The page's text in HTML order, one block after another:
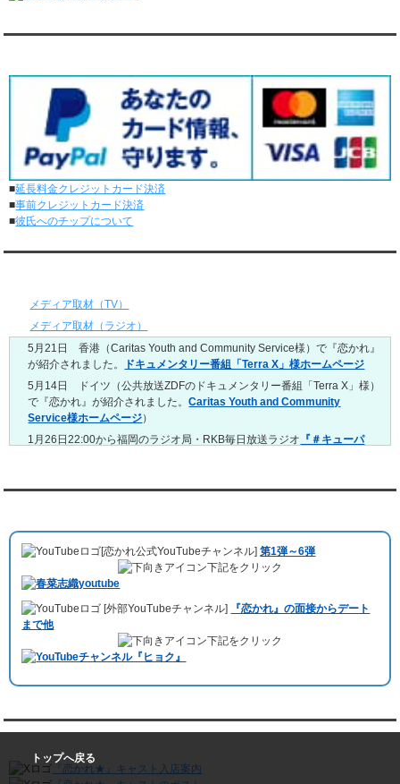
レンタル彼氏と153回の通常デートがありました。
レンタル彼氏と1回のオンラインデートがありました。
5/11～5/17
レンタル彼氏と164回の通常デートがありました。
レンタル彼氏と2回のオンラインデートがありました。
5/4～5/10
レンタル彼氏と151回の通常デートがありました。
レンタル彼氏と2回のオンラインデートがありました。
4/20～4/26
レンタル彼氏と159回の通常デートがありました。
レンタル彼氏と3回のオンラインデートがありました。
4/13～4/19
レンタル彼氏と165回の通常デートがありました。
レンタル彼氏と2回のオンラインデートがありました。
4/6～4/12
レンタル彼氏と160回の通常デートがありました。
レンタル彼氏と1回のオンラインデートがありました。
レンタル彼氏と2回のオンラインデートがありました。
レンタル彼氏と175回の通常デートがありました。
レンタル彼氏と3回のオンラインデートがありました。
レンタル彼氏と182回の通常デートがありました。
レンタル彼氏と2回のオンラインデートがありました。
3/9～3/15
レンタル彼氏と191回の通常デートがありました。
レンタル彼氏と3回のオンラインデートがありました。
レンタル彼氏と152回の通常デートがありました。
レンタル彼氏と1回のオンラインデートがありました。
2/16～2/22
■延長料金クレジットカード決済
■事前クレジットカード決済
■彼氏へのチップについて
メディア取材（TV）
メディア取材（ラジオ）
5月21日 香港（Caritas Youth and Community Service様）で『恋かれ』
が紹介されました。
ドキュメンタリー番組「Terra X」様ホームページ
5月14日 ドイツ（公共放送ZDFのドキュメンタリー番組「Terra X」様）
で『恋かれ』が紹介されました。Caritas Youth and Community
Service様ホームページ）
1月26日22:00から福岡のラジオ局・RKB毎日放送ラジオ 『＃キューパ
さんの軽快な語り口調で、事務局児玉がレンタル彼氏のエピソードなど
ました。レポーターはRTL局カロリナ
チ公前集合→Umami Burger（青山店） →表参道の約3時間のデートを楽
しみました。
いただきました。大阪海遊館デートで立花理(27)くんがレンタルされまし
た。
ABEMA「声優と夜あそび繋」で取材依頼されました。
月城すみれくん『すっきり』に出演されました。
月城すみれくん『ますだおかだのオモログ』に出演されました。
[恋かれ公式YouTubeチャンネル]第1弾～6弾
下記をクリック
[外部YouTubeチャンネル]
『恋かれ』の面接からデート
まで他
下記をクリック
『恋かれ★』キャスト入店案内
トップへ戻る